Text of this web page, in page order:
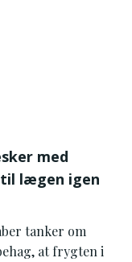
med
lægen igen
tanker om
at frygten i